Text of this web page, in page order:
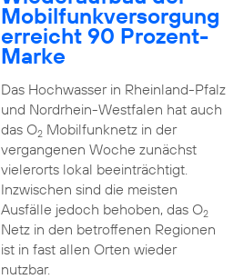
Mobilfunkversorgung
erreicht 90 Prozent-
Marke
Das Hochwasser in Rheinland-Pfalz
und Nordrhein-Westfalen hat auch
das O2Mobilfunknetz in der
vergangenen Woche zunächst
vielerorts lokal beeinträchtigt.
Inzwischen sind die meisten
Ausfälle jedoch behoben, das O2
Netz in den betroffenen Regionen
ist in fast allen Orten wieder
nutzbar.